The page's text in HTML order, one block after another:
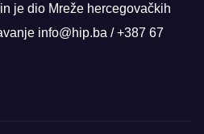
je dio Mreže hercegovačkih
info@hip.ba / +387 67